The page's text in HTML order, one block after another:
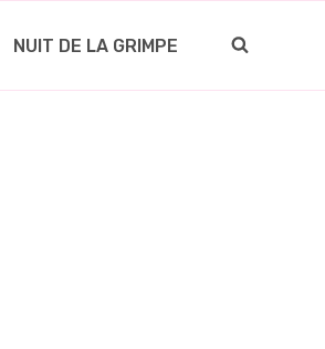
NUIT DE LA GRIMPE